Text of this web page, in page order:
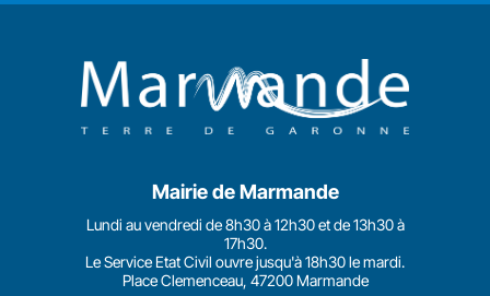
Mairie de Marmande
Lundi au vendredi de 8h30 à 12h30 et de 13h30 à
17h30.
Le Service Etat Civil ouvre jusqu'à 18h30 le mardi.
Place Clemenceau, 47200 Marmande